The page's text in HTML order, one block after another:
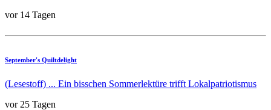
vor 14 Tagen
September's Quiltdelight
(Lesestoff) ... Ein bisschen Sommerlektüre trifft Lokalpatriotismus
vor 25 Tagen